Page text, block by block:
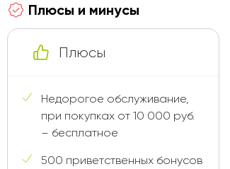
Плюсы и минусы
Плюсы
Недорогое обслуживание,
при покупках от 10 000 руб.
– бесплатное
500 приветственных бонусов